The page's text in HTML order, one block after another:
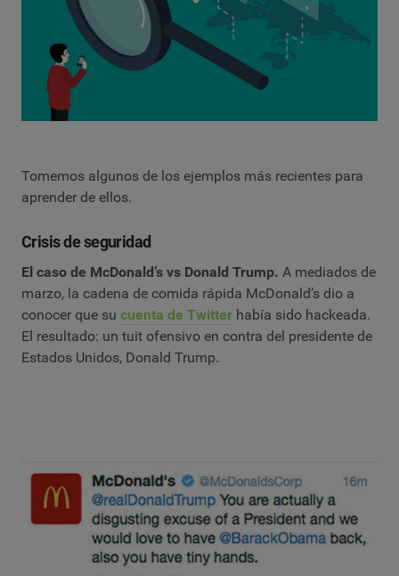
Tomemos algunos de los ejemplos más recientes para
aprender de ellos.
Crisis de seguridad
El caso de McDonald’s vs Donald Trump. A mediados de
marzo, la cadena de comida rápida McDonald’s dio a
conocer que su cuenta de Twitter había sido hackeada.
El resultado: un tuit ofensivo en contra del presidente de
Estados Unidos, Donald Trump.